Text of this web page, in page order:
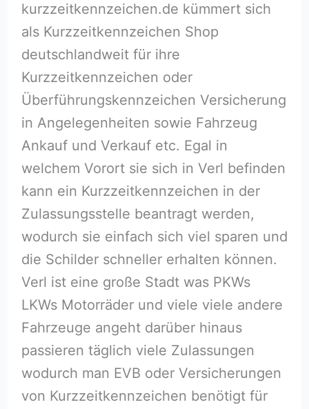
kurzzeitkennzeichen.de kümmert sich
als Kurzzeitkennzeichen Shop
deutschlandweit für ihre
Kurzzeitkennzeichen oder
Überführungskennzeichen Versicherung
in Angelegenheiten sowie Fahrzeug
Ankauf und Verkauf etc. Egal in
welchem Vorort sie sich in Verl befinden
kann ein Kurzzeitkennzeichen in der
Zulassungsstelle beantragt werden,
wodurch sie einfach sich viel sparen und
die Schilder schneller erhalten können.
Verl ist eine große Stadt was PKWs
LKWs Motorräder und viele viele andere
Fahrzeuge angeht darüber hinaus
passieren täglich viele Zulassungen
wodurch man EVB oder Versicherungen
von Kurzzeitkennzeichen benötigt für